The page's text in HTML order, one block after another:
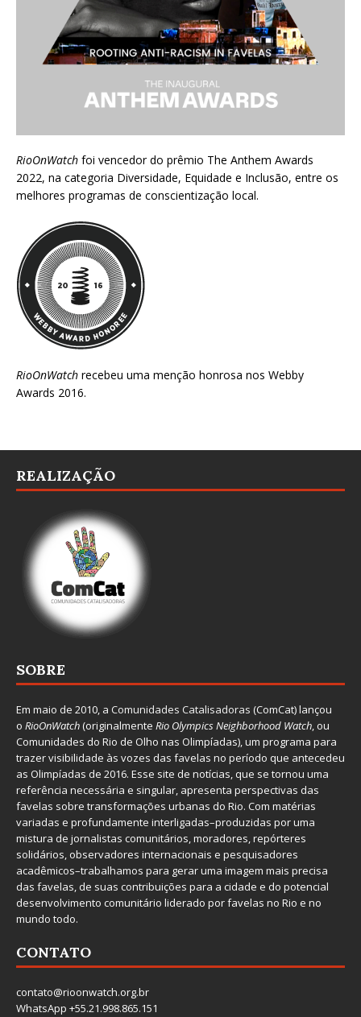
RioOnWatch foi vencedor do prêmio The Anthem Awards
2022, na categoria Diversidade, Equidade e Inclusão, entre os
melhores programas de conscientização local.
RioOnWatch recebeu uma menção honrosa nos Webby
Awards 2016.
REALIZAÇÃO
SOBRE
Em maio de 2010, a Comunidades Catalisadoras (ComCat) lançou
o RioOnWatch(originalmente Rio Olympics Neighborhood Watch, ou
Comunidades do Rio de Olho nas Olimpíadas), um programa para
trazer visibilidade às vozes das favelas no período que antecedeu
as Olimpíadas de 2016. Esse site de notícias, que se tornou uma
referência necessária e singular, apresenta perspectivas das
favelas sobre transformações urbanas do Rio. Com matérias
variadas e profundamente interligadas–produzidas por uma
mistura de jornalistas comunitários, moradores, repórteres
solidários, observadores internacionais e pesquisadores
acadêmicos–trabalhamos para gerar uma imagem mais precisa
das favelas, de suas contribuições para a cidade e do potencial
desenvolvimento comunitário liderado por favelas no Rio e no
mundo todo.
CONTATO
contato@rioonwatch.org.br
WhatsApp +55.21.998.865.151